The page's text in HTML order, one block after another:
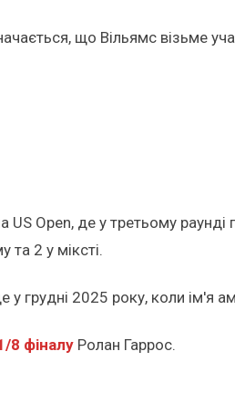
що Вільямс візьме
Open, де у третьому
та 2 у міксті.
грудні 2025 року, коли ім'я
8 фіналу Ролан Гаррос.